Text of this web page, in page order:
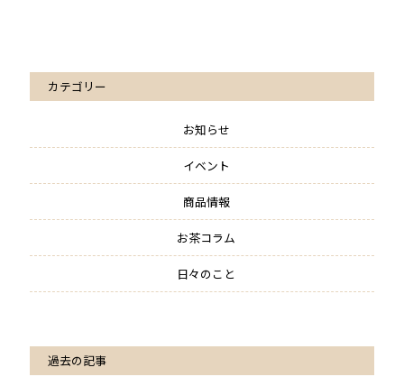
カテゴリー
お知らせ
イベント
商品情報
お茶コラム
日々のこと
過去の記事